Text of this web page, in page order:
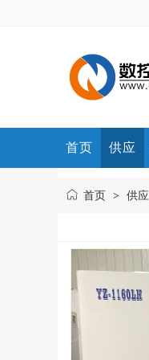
首页 供应
首页 > 供应